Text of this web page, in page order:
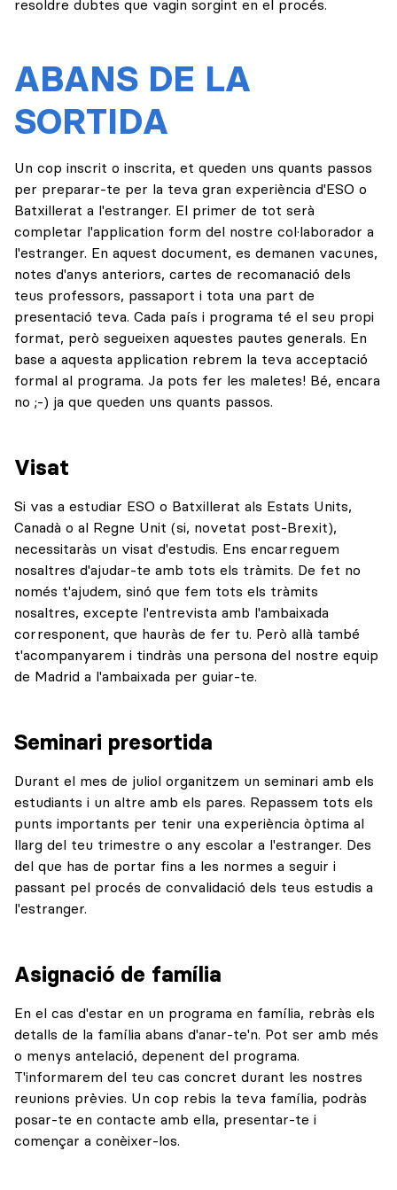
resoldre dubtes que vagin sorgint en el procés.
ABANS DE LA
SORTIDA
Un cop inscrit o inscrita, et queden uns quants passos
per preparar-te per la teva gran experiència d'ESO o
Batxillerat a l'estranger. El primer de tot serà
completar l'application form del nostre col·laborador a
l'estranger. En aquest document, es demanen vacunes,
notes d'anys anteriors, cartes de recomanació dels
teus professors, passaport i tota una part de
presentació teva. Cada país i programa té el seu propi
format, però segueixen aquestes pautes generals. En
base a aquesta application rebrem la teva acceptació
formal al programa. Ja pots fer les maletes! Bé, encara
no ;-) ja que queden uns quants passos.
Visat
Si vas a estudiar ESO o Batxillerat als Estats Units,
Canadà o al Regne Unit (si, novetat post-Brexit),
necessitaràs un visat d'estudis. Ens encarreguem
nosaltres d'ajudar-te amb tots els tràmits. De fet no
només t'ajudem, sinó que fem tots els tràmits
nosaltres, excepte l'entrevista amb l'ambaixada
corresponent, que hauràs de fer tu. Però allà també
t'acompanyarem i tindràs una persona del nostre equip
de Madrid a l'ambaixada per guiar-te.
Seminari presortida
Durant el mes de juliol organitzem un seminari amb els
estudiants i un altre amb els pares. Repassem tots els
punts importants per tenir una experiència òptima al
llarg del teu trimestre o any escolar a l'estranger. Des
del que has de portar fins a les normes a seguir i
passant pel procés de convalidació dels teus estudis a
l'estranger.
Asignació de família
En el cas d'estar en un programa en família, rebràs els
detalls de la família abans d'anar-te'n. Pot ser amb més
o menys antelació, depenent del programa.
T'informarem del teu cas concret durant les nostres
reunions prèvies. Un cop rebis la teva família, podràs
posar-te en contacte amb ella, presentar-te i
començar a conèixer-los.